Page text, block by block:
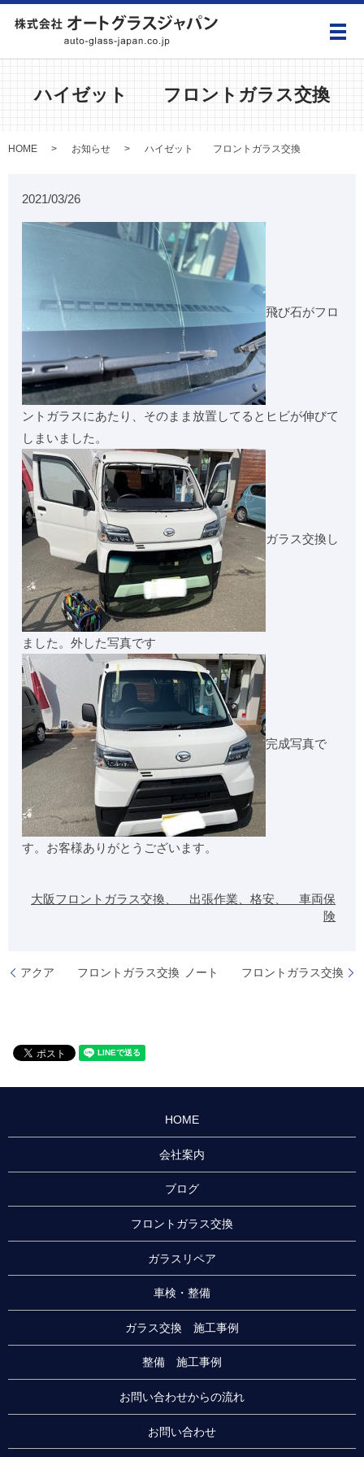
メ
ハイゼット フロントガラス交換
HOME お知らせ ハイゼット フロントガラス交換
2021/03/26
飛び石がフロ
ントガラスにあたり、そのまま放置してるとヒビが伸びて
しまいました。
ガラス交換し
ました。外した写真です
完成写真で
す。お客様ありがとうございます。
大阪フロントガラス交換、 出張作業、格安、 車両保
険
アクア フロントガラス交換 ノート フロントガラス交換
HOME
会社案内
ブログ
フロントガラス交換
ガラスリペア
車検・整備
ガラス交換 施工事例
整備 施工事例
お問い合わせからの流れ
お問い合わせ